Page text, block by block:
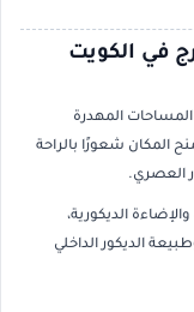
في الكويت
المهدرة
المكان شعورًا بالراحة
العصري.
الديكورية،
الديكور الداخلي